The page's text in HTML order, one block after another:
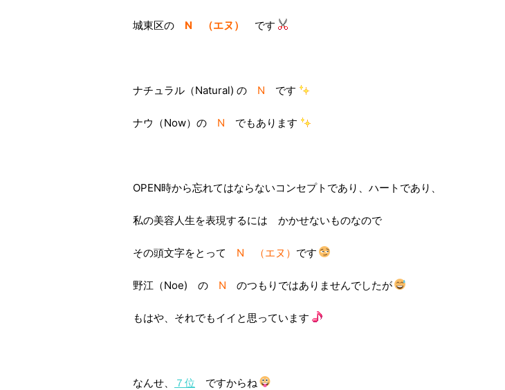
城東区の N （エヌ） です
ナチュラル（Natural) の N です
ナウ（Now）の N でもあります
OPEN時から忘れてはならないコンセプトであり、ハートであり、
私の美容人生を表現するには かかせないものなので
その頭文字をとって N （エヌ） です
野江（Noe) の N のつもりではありませんでしたが
もはや、それでもイイと思っています
なんせ、 ７位 ですからね